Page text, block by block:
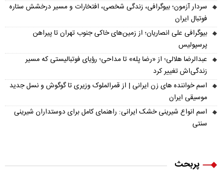
سردار آزمون؛ بیوگرافی، زندگی شخصی، افتخارات و مسیر درخشش ستاره
فوتبال ایران
بیوگرافی علی انصاریان؛ از زمین‌های خاکی جنوب تهران تا پیراهن
پرسپولیس
عبدالرضا هلالی؛ از «رضا پله» تا مداحی؛ رؤیای فوتبالیستی که مسیر
زندگی‌اش تغییر کرد
اسم خواننده های زن ایرانی | از قمرالملوک وزیری تا گوگوش و نسل جدید
موسیقی ایران
اسم انواع شیرینی خشک ایرانی: راهنمای کامل برای دوستداران شیرینی
سنتی
پربحث